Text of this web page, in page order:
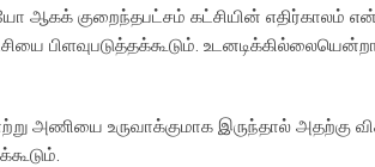
ஆகக் குறைந்தபட்சம் கட்சியின் எதிர்காலம்
பிளவுபடுத்தக்கூடும்.
அணியை உருவாக்குமாக இருந்தால் அதற்கு